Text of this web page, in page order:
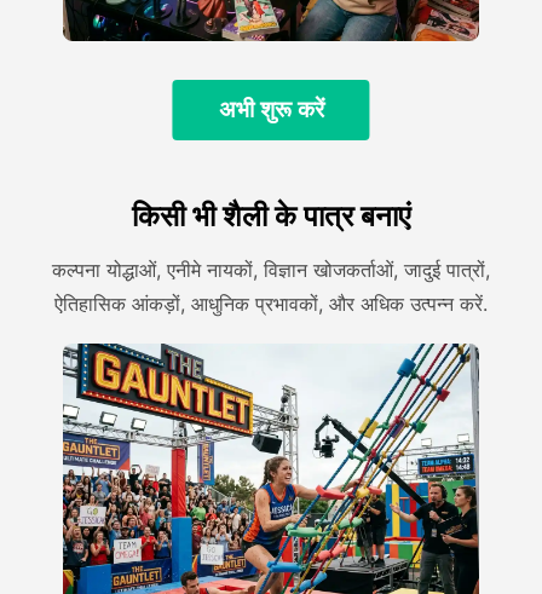
अभी शुरू करें
किसी भी शैली के पात्र बनाएं
कल्पना योद्धाओं, एनीमे नायकों, विज्ञान खोजकर्ताओं, जादुई पात्रों,
ऐतिहासिक आंकड़ों, आधुनिक प्रभावकों, और अधिक उत्पन्न करें.